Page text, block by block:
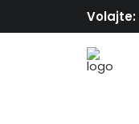
Volajte: